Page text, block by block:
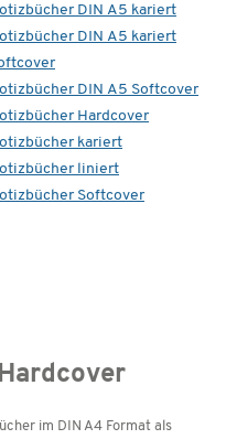
DIN A5 kariert
DIN A5 kariert
DIN A5 Softcover
Hardcover
kariert
liniert
Softcover
im DIN A4 Format als